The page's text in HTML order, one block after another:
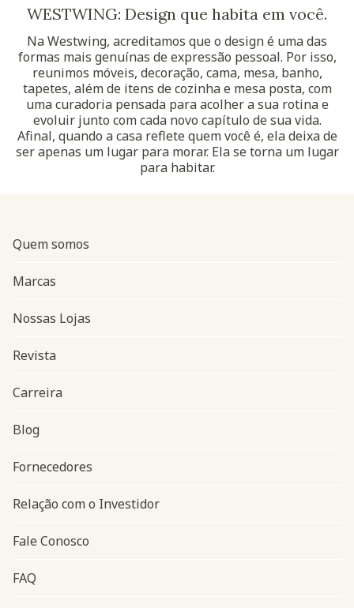
WESTWING: Design que habita em você.
Na Westwing, acreditamos que o design é uma das
formas mais genuínas de expressão pessoal. Por isso,
reunimos móveis, decoração, cama, mesa, banho,
tapetes, além de itens de cozinha e mesa posta, com
uma curadoria pensada para acolher a sua rotina e
evoluir junto com cada novo capítulo de sua vida.
Afinal, quando a casa reflete quem você é, ela deixa de
ser apenas um lugar para morar. Ela se torna um lugar
para habitar.
Navegação do rodapé
Quem somos
Marcas
Nossas Lojas
Revista
Carreira
Blog
Fornecedores
Relação com o Investidor
Fale Conosco
FAQ